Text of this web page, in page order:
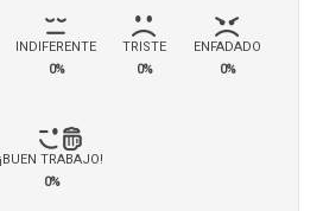
INDIFERENTE
0%
TRISTE
0%
ENFADADO
0%
¡BUEN TRABAJO!
0%